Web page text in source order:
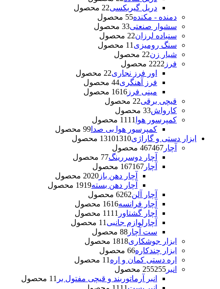
دریل گیربکسی 22 محصول
دمنده - مکنده 55 محصول
سشوار صنعتی 33 محصول
سنباده لرزان 22 محصول
سنگ رومیزی
1 1 محصول
شیار زن 22 محصول
فرز
2222 محصول
اور فرز نجاری 22 محصول
فرز آهنگری 44 محصول
مینی فرز
1616 محصول
قیچی برقی 22 محصول
کارواش 33 محصول
کمپرسور هوا
11 11 محصول
کمپرسور هوا بی صدا
99 محصول
ابزار دستی و گاراژی
13101310 محصول
آچار
467467 محصول
آچار دوسررینگ 77 محصول
آچار
167167 محصول
آچار دهن باز
2020 محصول
آچار دهن بسته
1919 محصول
آچار آلن
6262 محصول
آچار فرانسه
1616 محصول
آچار گشتاور
11 11 محصول
آچارلوازم جانبی
1 1 محصول
ست آچار
88 محصول
ابزار جوشکاری
1818 محصول
ابزار چندکاره 66 محصول
اره دستی کمان و اره
1 1 محصول
انبر
255255 محصول
انبر آرماتوربند و قیچی مفتول بر
1 1 محصول